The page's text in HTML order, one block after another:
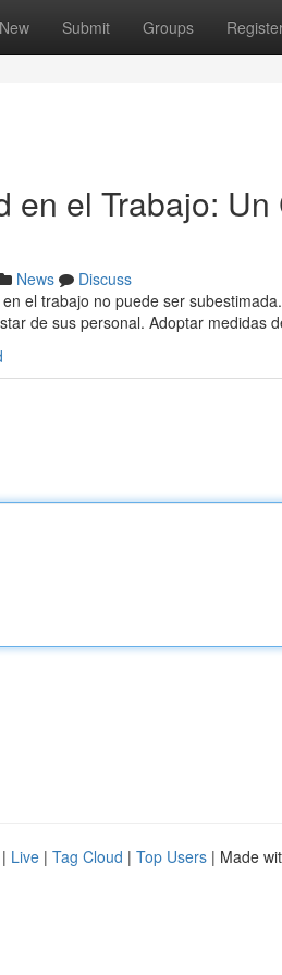
New Submit Groups
en el Trabajo:
News
Discuss
el trabajo no puede ser
de sus personal. Adoptar medidas
| Live | Tag Cloud | Top Users | Made